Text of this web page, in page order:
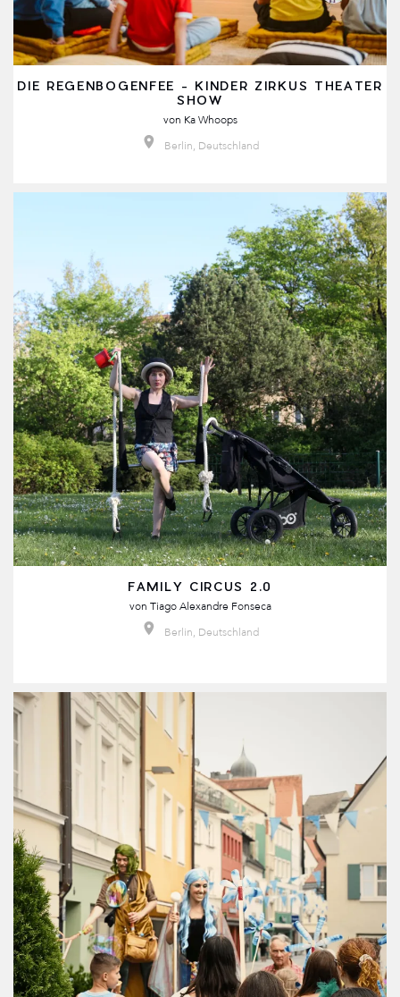
DIE REGENBOGENFEE - KINDER ZIRKUS THEATER
SHOW
von Ka Whoops
Berlin, Deutschland
FAMILY CIRCUS 2.0
von Tiago Alexandre Fonseca
Berlin, Deutschland